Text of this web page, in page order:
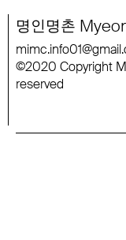
간편하면서도 조화
해줍니다.
행사 기간 : 3월 27일
명인명촌
mimc.info01@gmail.
©2020 Copyright
reserved